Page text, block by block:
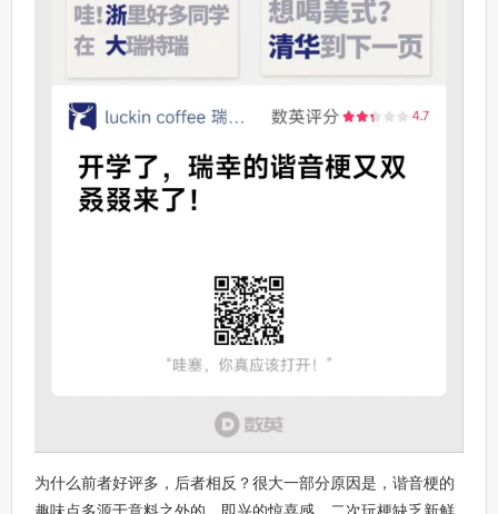
为什么前者好评多，后者相反？很大一部分原因是，谐音梗的